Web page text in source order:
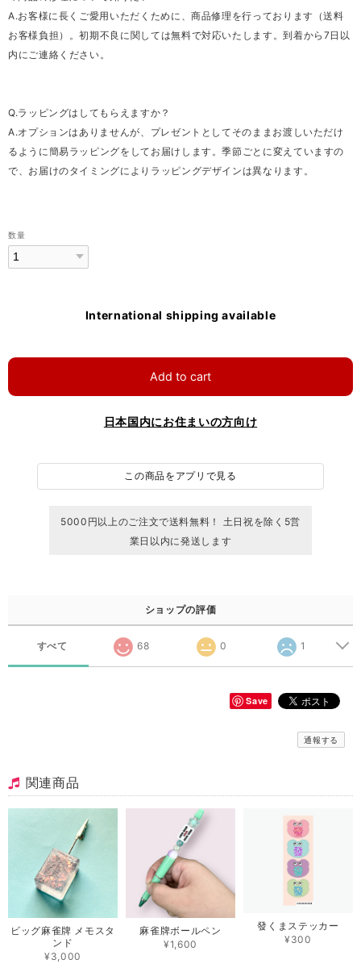
A.お客様に長くご愛用いただくために、商品修理を行っております（送料
お客様負担）。初期不良に関しては無料で対応いたします。到着から7日以
内にご連絡ください。
Q.ラッピングはしてもらえますか？
A.オプションはありませんが、プレゼントとしてそのままお渡しいただけ
るように簡易ラッピングをしてお届けします。季節ごとに変えていますの
で、お届けのタイミングによりラッピングデザインは異なります。
数量
International shipping available
Add to cart
日本国内にお住まいの方向け
この商品をアプリで見る
5000円以上のご注文で送料無料！ 土日祝を除く5営
業日以内に発送します
ショップの評価
すべて 68 0 1
Save
通報する
関連商品
ビッグ麻雀牌 メモスタ
ンド
¥3,000
麻雀牌ボールペン
¥1,600
發くまステッカー
¥300